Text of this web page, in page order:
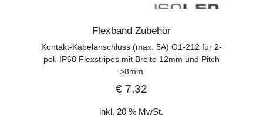
Flexband Zubehör
Kontakt-Kabelanschluss (max. 5A) O1-212 für 2-
pol. IP68 Flexstripes mit Breite 12mm und Pitch
>8mm
€7,32
inkl. 20 % MwSt.